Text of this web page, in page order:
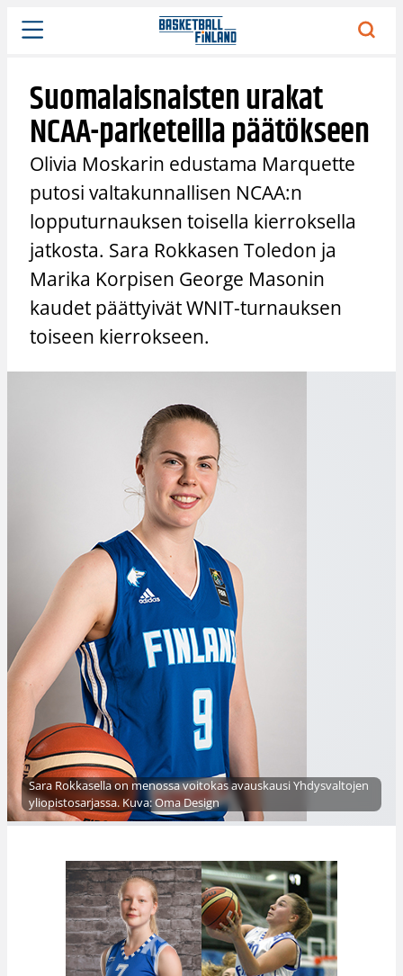
Siirry
sisältöön
Suomalaisnaisten urakat
NCAA-parketeilla päätökseen
Olivia Moskarin edustama Marquette
putosi valtakunnallisen NCAA:n
lopputurnauksen toisella kierroksella
jatkosta. Sara Rokkasen Toledon ja
Marika Korpisen George Masonin
kaudet päättyivät WNIT-turnauksen
toiseen kierrokseen.
Sara Rokkasella on menossa voitokas avauskausi Yhdysvaltojen
yliopistosarjassa. Kuva: Oma Design